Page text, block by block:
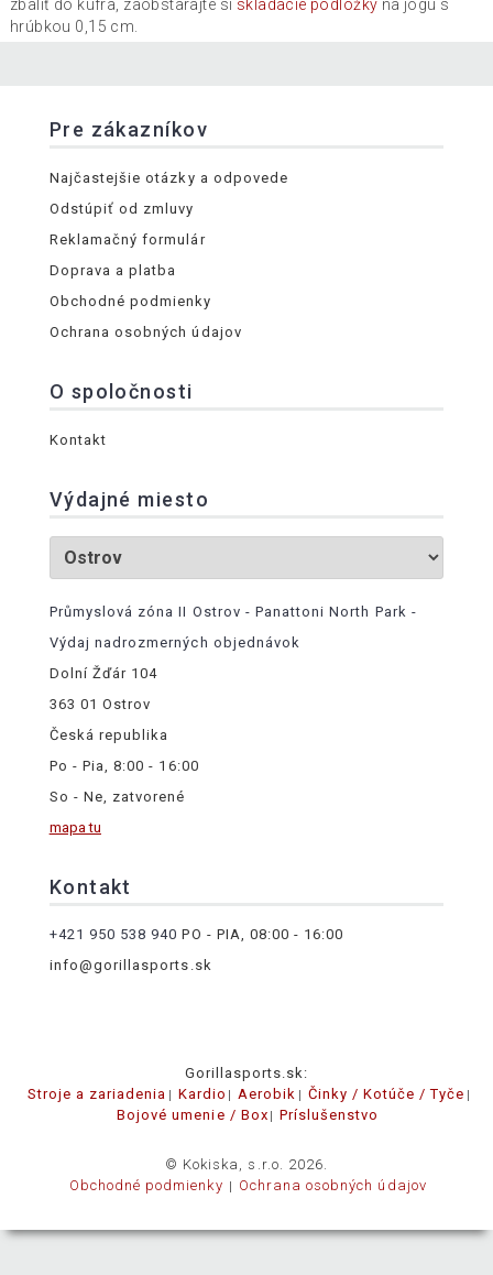
zbaliť do kufra, zaobstarajte si skladacie podložky na jogu s
hrúbkou 0,15 cm.
Pre zákazníkov
Najčastejšie otázky a odpovede
Odstúpiť od zmluvy
Reklamačný formulár
Doprava a platba
Obchodné podmienky
Ochrana osobných údajov
O spoločnosti
Kontakt
Výdajné miesto
Průmyslová zóna II Ostrov - Panattoni North Park -
Výdaj nadrozmerných objednávok
Dolní Žďár 104
363 01 Ostrov
Česká republika
Po - Pia, 8:00 - 16:00
So - Ne, zatvorené
mapa tu
Kontakt
+421 950 538 940 PO - PIA, 08:00 - 16:00
info@gorillasports.sk
Gorillasports.sk:
Stroje a zariadenia
Kardio Aerobik
Činky / Kotúče / Tyče
Bojové umenie / Box
Príslušenstvo
© Kokiska, s.r.o. 2026.
Obchodné podmienky
Ochrana osobných údajov